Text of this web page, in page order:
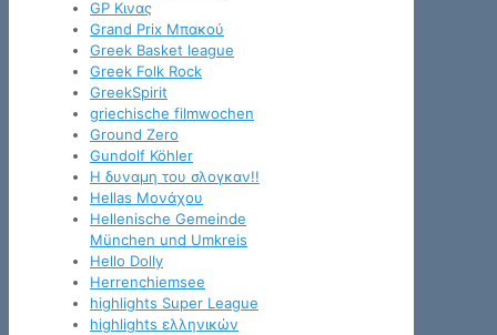
GP Κινας
Grand Prix Μπακού
Greek Basket league
Greek Folk Rock
GreekSpirit
griechische filmwochen
Ground Zero
Gundolf Köhler
H δυναμη του σλογκαν!!
Hellas Μονάχου
Hellenische Gemeinde
München und Umkreis
Hello Dolly
Herrenchiemsee
highlights Super League
highlights ελληνικών